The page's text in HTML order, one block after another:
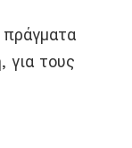
πράγματα
για τους